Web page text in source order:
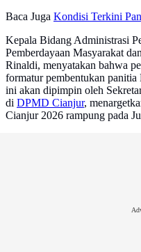
Baca Juga Kondisi Terkini
Kepala Bidang Administrasi
Pemberdayaan Masyarakat
Rinaldi, menyatakan bahwa
formatur pembentukan
ini akan dipimpin oleh
di DPMD Cianjur,
Cianjur 2026 rampung pada